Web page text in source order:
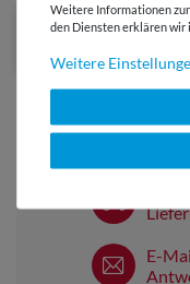
-20 %
E-
Weitere Informationen
den Diensten erklären wir
Weitere